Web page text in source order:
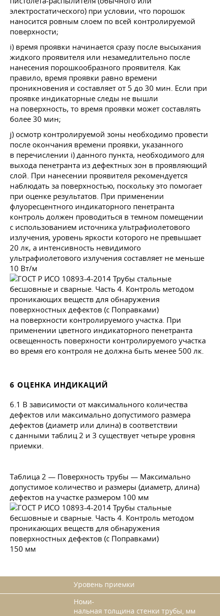
электростатического) при условии, что порошок
наносится ровным слоем по всей контролируемой
поверхности;
i) время проявки начинается сразу после высыхания
жидкого проявителя или незамедлительно после
нанесения порошкообразного проявителя. Как
правило, время проявки равно времени
проникновения и составляет от 5 до 30 мин. Если при
проявке индикаторные следы не вышли
на поверхность, то время проявки может составлять
более 30 мин;
j) осмотр контролируемой зоны необходимо провести
после окончания времени проявки, указанного
в перечислении i) данного пункта, необходимого для
выхода пенетранта из дефектных зон в проявляющий
слой. При нанесении проявителя рекомендуется
наблюдать за поверхностью, поскольку это помогает
при оценке результатов. При применении
флуоресцентного индикаторного пенетранта
контроль должен проводиться в темном помещении
с использованием источника ультрафиолетового
излучения, уровень яркости которого не превышает
20 лк, а интенсивность невидимого
ультрафиолетового излучения составляет не меньше
10 Вт/м
на поверхности контролируемого участка. При
применении цветного индикаторного пенетранта
освещенность поверхности контролируемого участка
во время его контроля не должна быть менее 500 лк.
6 ОЦЕНКА ИНДИКАЦИЙ
6.1 В зависимости от максимального количества
дефектов или максимально допустимого размера
дефектов (диаметр или длина) в соответствии
с данными таблиц 2 и 3 существует четыре уровня
приемки.
Таблица 2 — Поверхность трубы — Максимально
допустимое количество и размеры (диаметр, длина)
дефектов на участке размером 100 мм
150 мм
Уровень приемки
Номи-
нальная толщина стенки трубы, мм